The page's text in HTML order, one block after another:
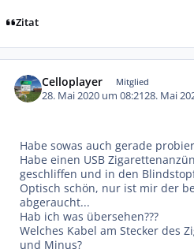
Zitat
Celloplayer Mitglied
28. Mai 2020 um 08:2128. Mai
Habe sowas auch gerade
Habe einen USB
geschliffen und in den
Optisch schön, nur ist mir der
abgeraucht...
Hab ich was übersehen???
Welches Kabel am Stecker des
und Minus?